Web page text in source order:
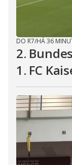
DO R7/HÁ 36
2.
1. FC